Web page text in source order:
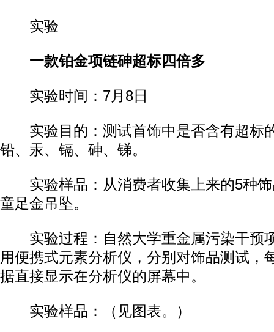
实验
一款铂金项链砷超标四倍多
实验时间：7月8日
实验目的：测试首饰中是否含有超标
铅、汞、镉、砷、锑。
实验样品：从消费者收集上来的5种饰
童足金吊坠。
实验过程：自然大学重金属污染干预
用便携式元素分析仪，分别对饰品测试，
据直接显示在分析仪的屏幕中。
实验样品：（见图表。）